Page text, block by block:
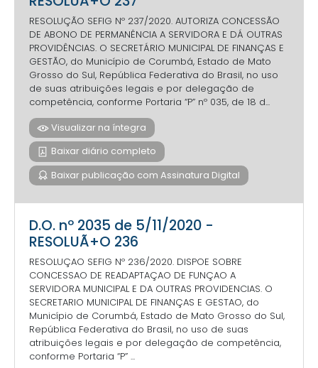
RESOLUÇÃO SEFIG Nº 237/2020. AUTORIZA CONCESSÃO
DE ABONO DE PERMANÊNCIA A SERVIDORA E DÁ OUTRAS
PROVIDÊNCIAS. O SECRETÁRIO MUNICIPAL DE FINANÇAS E
GESTÃO, do Município de Corumbá, Estado de Mato
Grosso do Sul, República Federativa do Brasil, no uso
de suas atribuições legais e por delegação de
competência, conforme Portaria “P” nº 035, de 18 d...
Visualizar na íntegra
Baixar diário completo
Baixar publicação com Assinatura Digital
D.O. nº 2035 de 5/11/2020 -
RESOLUÃ+O 236
RESOLUÇAO SEFIG Nº 236/2020. DISPOE SOBRE
CONCESSAO DE READAPTAÇAO DE FUNÇAO A
SERVIDORA MUNICIPAL E DA OUTRAS PROVIDENCIAS. O
SECRETARIO MUNICIPAL DE FINANÇAS E GESTAO, do
Município de Corumbá, Estado de Mato Grosso do Sul,
República Federativa do Brasil, no uso de suas
atribuições legais e por delegação de competência,
conforme Portaria “P” ...